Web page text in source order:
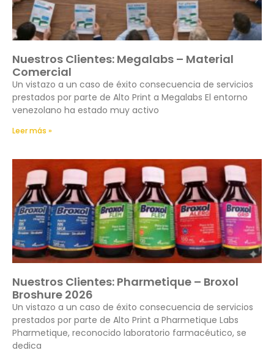
Nuestros Clientes: Megalabs – Material
Comercial
Un vistazo a un caso de éxito consecuencia de servicios
prestados por parte de Alto Print a Megalabs El entorno
venezolano ha estado muy activo
Leer más »
Nuestros Clientes: Pharmetique – Broxol
Broshure 2026
Un vistazo a un caso de éxito consecuencia de servicios
prestados por parte de Alto Print a Pharmetique Labs
Pharmetique, reconocido laboratorio farmacéutico, se
dedica